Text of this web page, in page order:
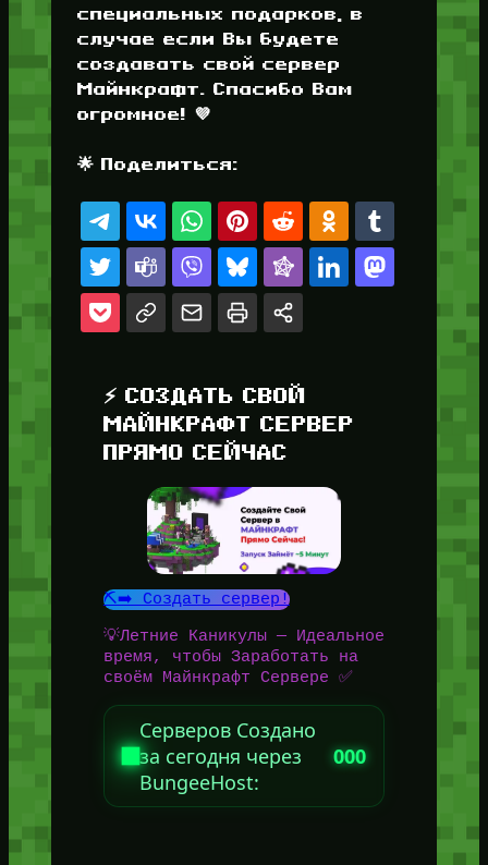
специальных подарков, в
случае если Вы будете
создавать свой сервер
Майнкрафт. Спасибо Вам
огромное! 💜
🌟 Поделиться:
⚡ СОЗДАТЬ СВОЙ
МАЙНКРАФТ СЕРВЕР
ПРЯМО СЕЙЧАС
⛏️➡️ Создать сервер!
💡Летние Каникулы — Идеальное
время, чтобы Заработать на
своём Майнкрафт Сервере ✅
Серверов Создано
за сегодня через
BungeeHost:
000